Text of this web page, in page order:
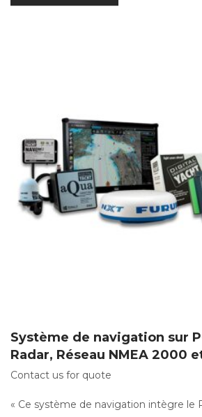
Système de navigation sur
Radar, Réseau NMEA 2000
Contact us for quote
« Ce système de navigation intègre le